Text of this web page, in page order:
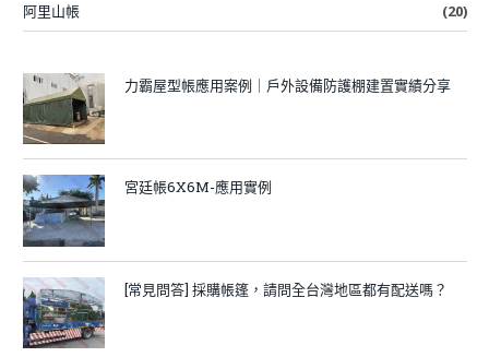
阿里山帳
(20)
力霸屋型帳應用案例｜戶外設備防護棚建置實績分享
宮廷帳6X6M-應用實例
[常見問答] 採購帳篷，請問全台灣地區都有配送嗎？